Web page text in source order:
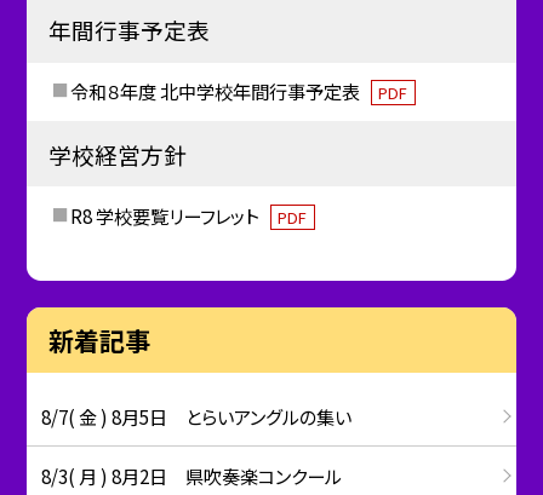
年間行事予定表
令和８年度 北中学校年間行事予定表 PDF
学校経営方針
R8 学校要覧リーフレット PDF
新着記事
8/7( 金 ) 8月5日 とらいアングルの集い
8/3( 月 ) 8月2日 県吹奏楽コンクール